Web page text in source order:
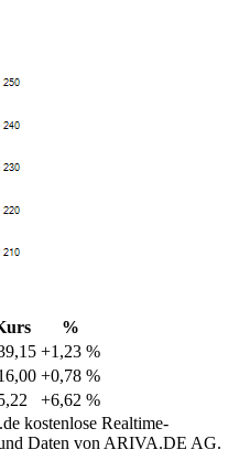
%
+1,23 %
+0,78 %
+6,62 %
kostenlose Realtime-
Daten von ARIVA.DE AG.